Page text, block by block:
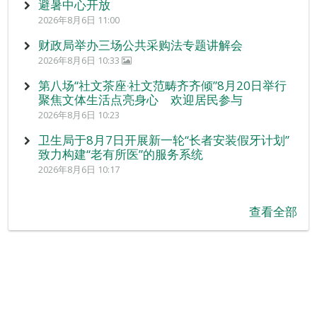
避暑中心开放
2026年8月6日 11:00
财政局举办三场公共采购法专题讲解会
2026年8月6日 10:33
第八场“社文茶座‧社文范畴齐齐倾”8月20日举行
聚焦文体生活点亮身心 欢迎居民参与
2026年8月6日 10:23
卫生局于8月7日开展新一轮“长者安装假牙计划”
致力构建“老有所医”的服务系统
2026年8月6日 10:17
查看全部